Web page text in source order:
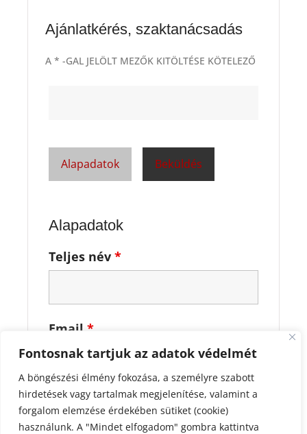
Fontosnak tartjuk az adatok védelmét
A böngészési élmény fokozása, a személyre szabott
hirdetések vagy tartalmak megjelenítése, valamint a
forgalom elemzése érdekében sütiket (cookie)
használunk. A "Mindet elfogadom" gombra kattintva
Ajánlatkérés, szaktanácsadás
A * -GAL JELÖLT MEZŐK KITÖLTÉSE KÖTELEZŐ
Alapadatok Beküldés
Alapadatok
Teljes név *
Email *
Telefonszám*